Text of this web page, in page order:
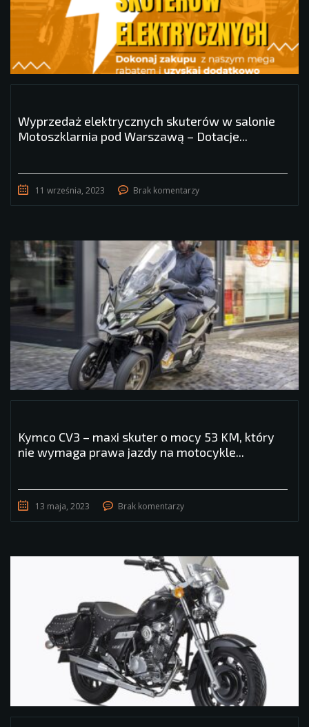
Wyprzedaż elektrycznych skuterów w salonie
Motoszklarnia pod Warszawą – Dotacje...
11 września, 2023 Brak komentarzy
Kymco CV3 – maxi skuter o mocy 53 KM, który
nie wymaga prawa jazdy na motocykle...
13 maja, 2023 Brak komentarzy